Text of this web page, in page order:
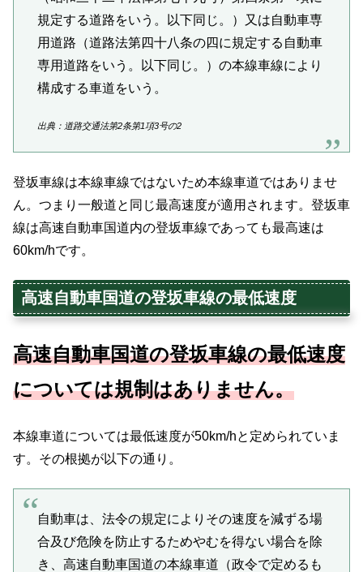
規定する道路をいう。以下同じ。）又は自動車専
用道路（道路法第四十八条の四に規定する自動車
専用道路をいう。以下同じ。）の本線車線により
構成する車道をいう。
出典：道路交通法第2条第1項3号の2
登坂車線は本線車線ではないため本線車道ではありませ
ん。つまり一般道と同じ最高速度が適用されます。登坂車
線は高速自動車国道内の登坂車線であっても最高速は
60km/hです。
高速自動車国道の登坂車線の最低速度
高速自動車国道の登坂車線の最低速度
については規制はありません。
本線車道については最低速度が50km/hと定められていま
す。その根拠が以下の通り。
自動車は、法令の規定によりその速度を減ずる場
合及び危険を防止するためやむを得ない場合を除
き、高速自動車国道の本線車道（政令で定めるも